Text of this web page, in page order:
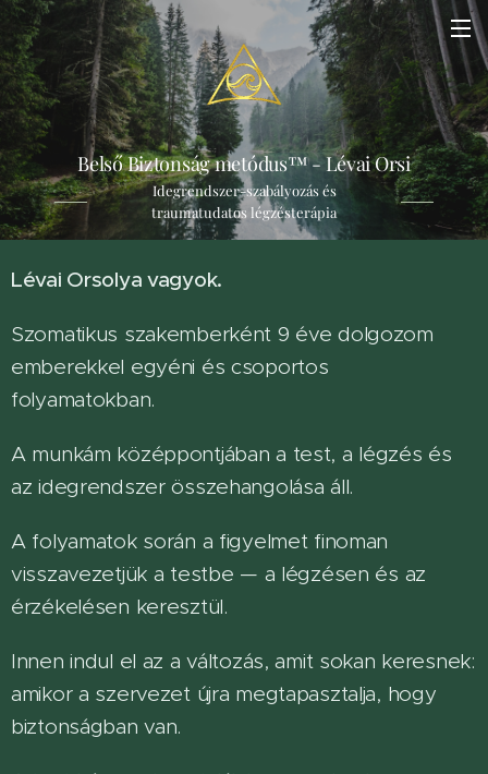
Belső Biztonság metódus™ - Lévai Orsi
Idegrendszer-szabályozás és
traumatudatos légzésterápia
Lévai Orsolya vagyok.
Szomatikus szakemberként 9 éve dolgozom
emberekkel egyéni és csoportos
folyamatokban.
A munkám középpontjában a test, a légzés és
az idegrendszer összehangolása áll.
A folyamatok során a figyelmet finoman
visszavezetjük a testbe — a légzésen és az
érzékelésen keresztül.
Innen indul el az a változás, amit sokan keresnek:
amikor a szervezet újra megtapasztalja, hogy
biztonságban van.